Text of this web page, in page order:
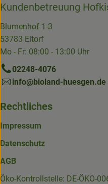
Kundenbetreuung
Blumenhof 1-3
53783 Eitorf
Mo - Fr: 08:00 - 13:00 Uhr
02248-4076
info@bioland-huesgen.de
Rechtliches
Impressum
Datenschutz
AGB
Öko-Kontrollstelle: DE-ÖKO-